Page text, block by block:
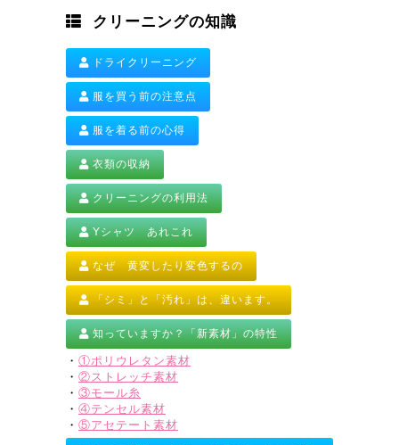
クリーニングの知識
ドライクリーニング
服を買う前の注意点
服を着る前の心得
衣類の収納
クリーニングの利用法
Yシャツ あれこれ
なぜ 黄変したり変色するの
「シミ」と「汚れ」は、違います。
知っていますか？「新素材」の特性
・ ①ポリウレタン素材
・ ②ストレッチ素材
・ ③モール糸
・ ④テンセル素材
・ ⑤アセテート素材